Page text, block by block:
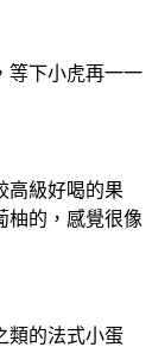
等下小虎再一一
高級好喝的果
柚的，感覺很像
類的法式小蛋